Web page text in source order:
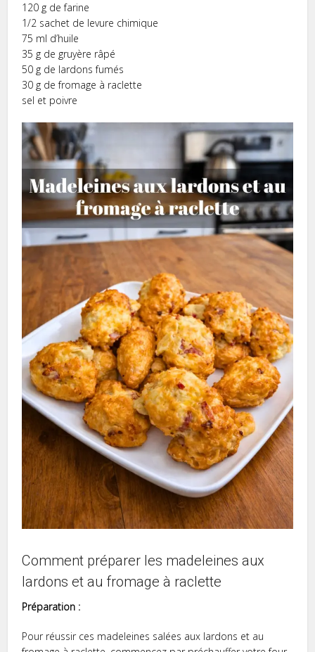
120 g de farine
1/2 sachet de levure chimique
75 ml d’huile
35 g de gruyère râpé
50 g de lardons fumés
30 g de fromage à raclette
sel et poivre
Comment préparer les madeleines aux
lardons et au fromage à raclette
Préparation :
Pour réussir ces madeleines salées aux lardons et au